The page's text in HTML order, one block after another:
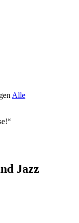
Alle
Jazz